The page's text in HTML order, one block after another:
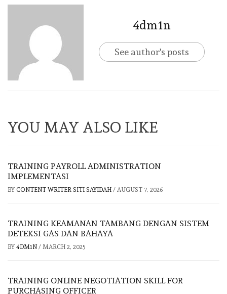
4dm1n
See author's posts
YOU MAY ALSO LIKE
TRAINING PAYROLL ADMINISTRATION
IMPLEMENTASI
BY CONTENT WRITER SITI SAYIDAH / AUGUST 7, 2026
TRAINING KEAMANAN TAMBANG DENGAN SISTEM
DETEKSI GAS DAN BAHAYA
BY 4DM1N / MARCH 2, 2025
TRAINING ONLINE NEGOTIATION SKILL FOR
PURCHASING OFFICER